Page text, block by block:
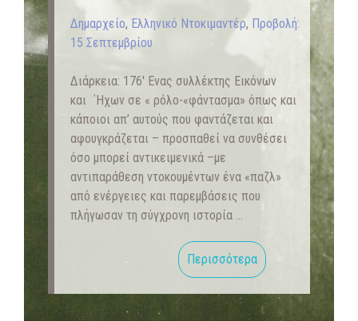
Δημαρχείο, Ελληνικό Ντοκιμαντέρ, Προβολή:
15 Σεπτεμβρίου
Διάρκεια: 176′ Ενας συλλέκτης Εικόνων
και ΄Ηχων σε « ρόλο-«φάντασμα» όπως και
κάποιοι απ’ αυτούς που φαντάζεται και
αφουγκράζεται – προσπαθεί να συνθέσει
όσο μπορεί αντικειμενικά –με
αντιπαράθεση ντοκουμέντων ένα «παζλ»
από ενέργειες και παρεμβάσεις που
πλήγωσαν τη σύγχρονη ιστορία …
Περισσότερα